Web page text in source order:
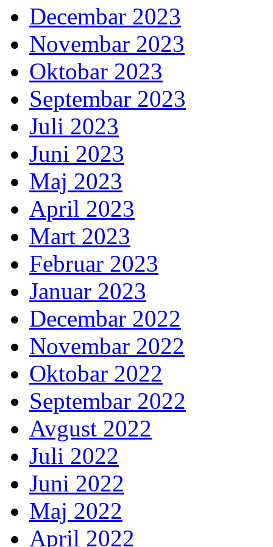
Decembar 2023
Novembar 2023
Oktobar 2023
Septembar 2023
Juli 2023
Juni 2023
Maj 2023
April 2023
Mart 2023
Februar 2023
Januar 2023
Decembar 2022
Novembar 2022
Oktobar 2022
Septembar 2022
Avgust 2022
Juli 2022
Juni 2022
Maj 2022
April 2022